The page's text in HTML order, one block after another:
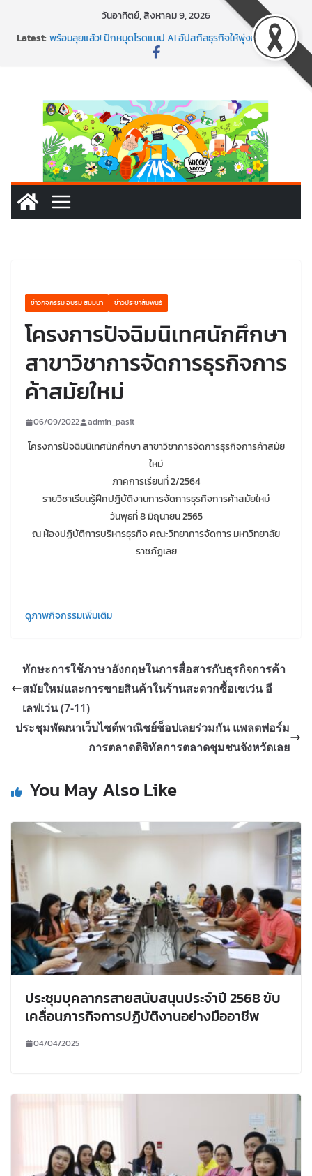
วันอาทิตย์, สิงหาคม 9, 2026
Latest:พร้อมลุยแล้ว! ปักหมุดโรดแมป AI อัปสกิลธุรกิจให้พุ่งทะยาน
พาธุรกิจท้องถิ่นสู่ตลาดโลก ด้วยเทคโนโลยี AI!
นอกจากเทคโนโลยีจะล้ำ หัวใจคนทำธุรกิจก็ต้องสตรอง!
ข่าวกิจกรรม อบรม สัมมนา ข่าวประชาสัมพันธ์
โครงการปัจฉิมนิเทศนักศึกษา
สาขาวิชาการจัดการธุรกิจการ
ค้าสมัยใหม่
06/09/2022 admin_pasit
โครงการปัจฉิมนิเทศนักศึกษา สาขาวิชาการจัดการธุรกิจการค้าสมัย
ใหม่
ภาคการเรียนที่ 2/2564
รายวิชาเรียนรู้ฝึกปฏิบัติงานการจัดการธุรกิจการค้าสมัยใหม่
วันพุธที่ 8 มิถุนายน 2565
ณ ห้องปฏิบัติการบริหารธุรกิจ คณะวิทยาการจัดการ มหาวิทยาลัย
ราชภัฏเลย
ดูภาพกิจกรรมเพิ่มเติม
ทักษะการใช้ภาษาอังกฤษในการสื่อสารกับธุรกิจการค้า
สมัยใหม่และการขายสินค้าในร้านสะดวกซื้อเซเว่น อี
เลฟเว่น (7-11)
ประชุมพัฒนาเว็บไซต์พาณิชย์ช็อปเลยร่วมกัน แพลตฟอร์ม
การตลาดดิจิทัลการตลาดชุมชนจังหวัดเลย
You May Also Like
ประชุมบุคลากรสายสนับสนุนประจำปี 2568 ขับ
เคลื่อนภารกิจการปฏิบัติงานอย่างมืออาชีพ
04/04/2025